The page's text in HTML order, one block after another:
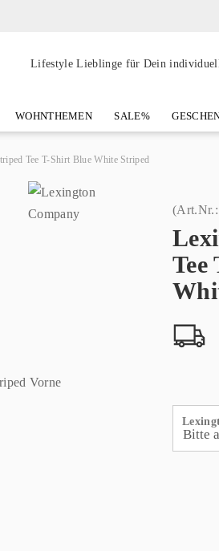
Lifestyle Lieblinge für Dein
WOHNTHEMEN SALE%
Tee T-Shirt Blue White Striped
(Art.Nr.:
Tee